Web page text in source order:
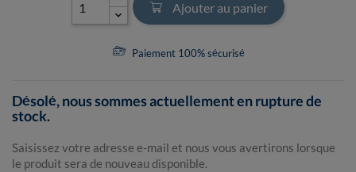
Ajouter au panier
Paiement 100% sécurisé
Désolé, nous sommes actuellement en rupture de
stock.
Saisissez votre adresse e-mail et nous vous avertirons lorsque
le produit sera de nouveau disponible.